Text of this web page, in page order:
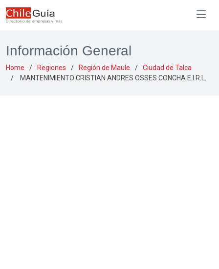
Información General
Home Regiones Región de Maule
Ciudad de Talca
MANTENIMIENTO CRISTIAN ANDRES OSSES CONCHA E.I.R.L.